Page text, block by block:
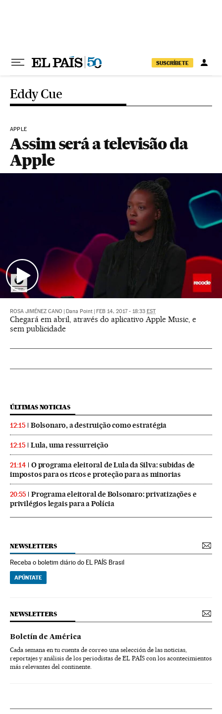
SUSCRÍBETE
Eddy Cue
APPLE
Assim será a televisão da
Apple
ROSA JIMÉNEZ CANO Dana Point FEB 14, 2017 - 18:33 EST
Chegará em abril, através do aplicativo Apple Music, e
sem publicidade
ÚLTIMAS NOTICIAS
12:15 Bolsonaro, a destruição como estratégia
12:15 Lula, uma ressurreição
21:14
O programa eleitoral de Lula da Silva: subidas de
impostos para os ricos e proteção para as minorias
20:55
Programa eleitoral de Bolsonaro: privatizações e
privilégios legais para a Polícia
NEWSLETTERS
Receba o boletim diário do EL PAÍS Brasil
APÚNTATE
NEWSLETTERS
Boletín de América
Cada semana en tu cuenta de correo una selección de las noticias,
reportajes y análisis de los periodistas de EL PAÍS con los acontecimientos
más relevantes del continente.